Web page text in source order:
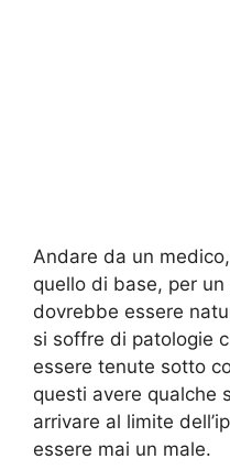
Andare da un
quello di base, per
dovrebbe essere
si soffre di patologie
essere tenute sotto
questi avere qualche
arrivare al limite
essere mai un male.